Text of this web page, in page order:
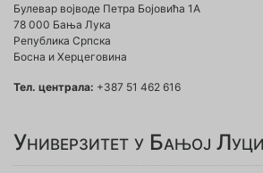
Булевар војводе Петра Бојовића 1A
78 000 Бања Лука
Република Српска
Босна и Херцеговина
Тел. централа: +387 51 462 616
Универзитет у Бањој Луци